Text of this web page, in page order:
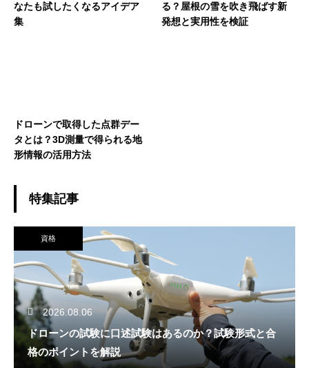
なたも試したくなるアイデア
集
る？屋根の雪を吹き飛ばす新
発想と実用性を検証
ドローンで取得した点群デー
タとは？3D測量で得られる地
形情報の活用方法
特集記事
資格
2026.08.06
ドローンの試験に口述試験はあるのか？試験形式と合
格のポイントを解説